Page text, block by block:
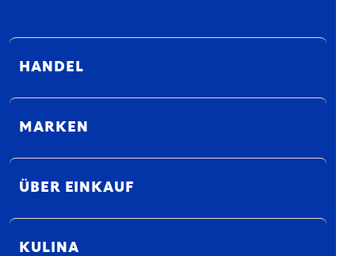
HANDEL
MARKEN
ÜBER EINKAUF
KULINA